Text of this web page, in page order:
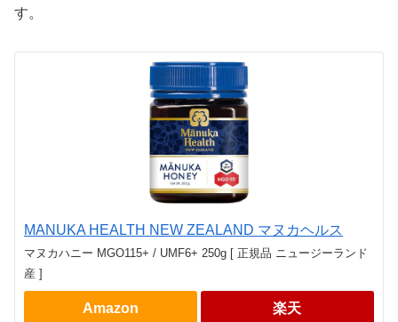
す。
MANUKA HEALTH NEW ZEALAND マヌカヘルス
マヌカハニー MGO115+ / UMF6+ 250g [ 正規品 ニュージーランド
産 ]
Amazon 楽天